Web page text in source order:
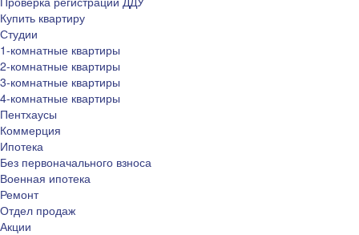
Купить квартиру
Студии
1-комнатные квартиры
2-комнатные квартиры
3-комнатные квартиры
4-комнатные квартиры
Пентхаусы
Коммерция
Ипотека
Без первоначального взноса
Военная ипотека
Ремонт
Отдел продаж
Акции